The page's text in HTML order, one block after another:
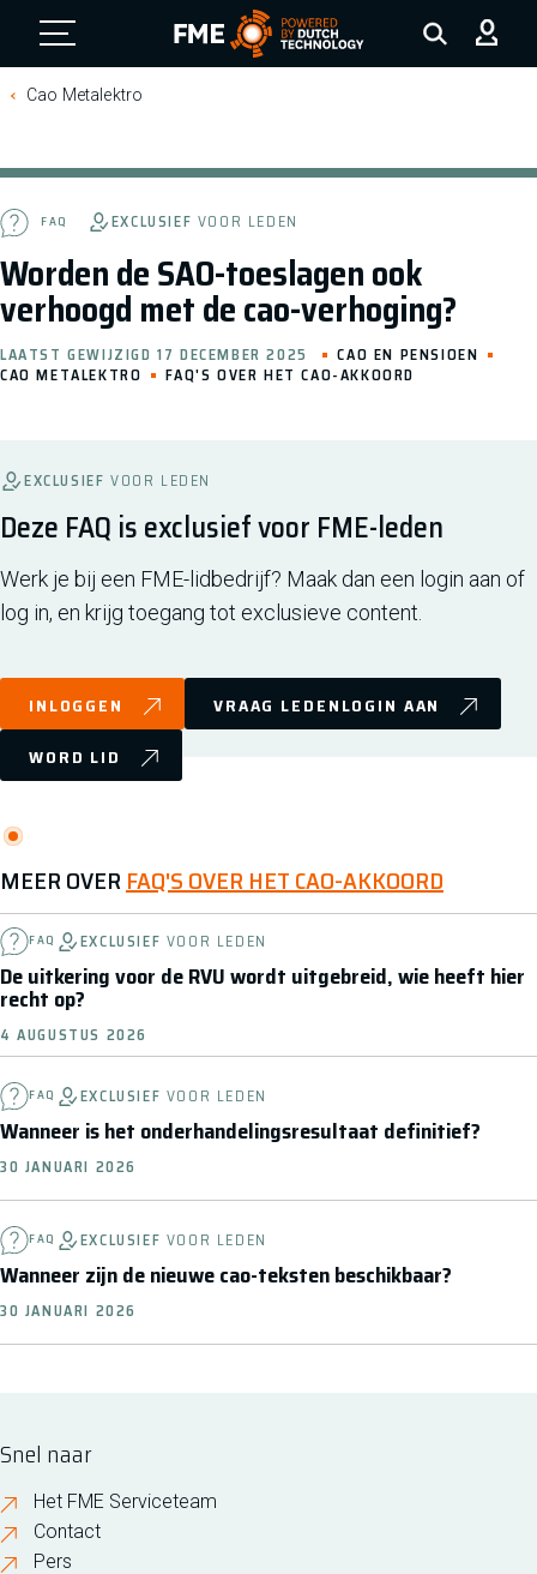
FME Logo, to the homepage
Cao Metalektro
Worden de SAO-toeslagen ook
verhoogd met de cao-verhoging?
FAQ EXCLUSIEF VOOR LEDEN
LAATST GEWIJZIGD 17 DECEMBER 2025
CAO EN PENSIOEN
CAO METALEKTRO
FAQ'S OVER HET CAO-AKKOORD
EXCLUSIEF VOOR LEDEN
Deze FAQ is exclusief voor FME-leden
Werk je bij een FME-lidbedrijf? Maak dan een login aan of
log in, en krijg toegang tot exclusieve content.
INLOGGEN
VRAAG LEDENLOGIN AAN
WORD LID
MEER OVERFAQ'S OVER HET CAO-AKKOORD
FAQ EXCLUSIEF VOOR LEDEN
De uitkering voor de RVU wordt uitgebreid, wie heeft hier
recht op?
4 AUGUSTUS 2026
FAQ EXCLUSIEF VOOR LEDEN
Wanneer is het onderhandelingsresultaat definitief?
30 JANUARI 2026
FAQ EXCLUSIEF VOOR LEDEN
Wanneer zijn de nieuwe cao-teksten beschikbaar?
30 JANUARI 2026
Snel naar
Het FME Serviceteam
Contact
Pers